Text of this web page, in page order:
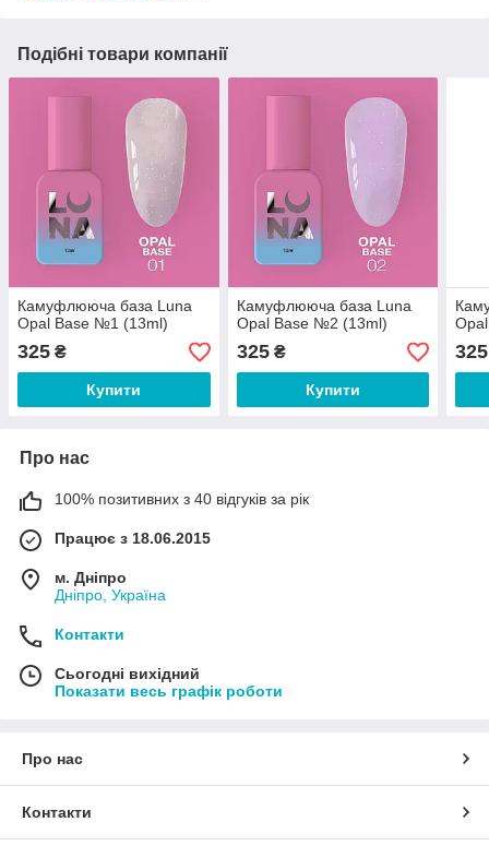
Подібні товари компанії
Камуфлююча база Luna
Opal Base №1 (13ml)
325 ₴
Купити
Камуфлююча база Luna
Opal Base №2 (13ml)
325₴
Купити
325
Про нас
100% позитивних з 40 відгуків за рік
Працює з 18.06.2015
м. Дніпро
Дніпро, Україна
Контакти
Сьогодні вихідний
Показати весь графік роботи
Про нас
Контакти